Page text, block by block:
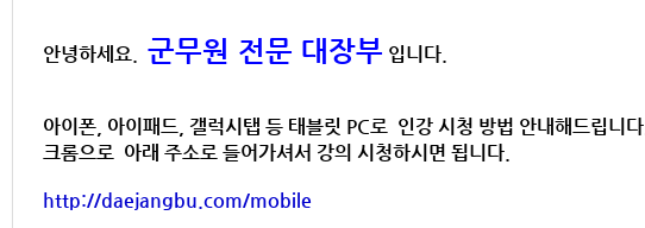
군무원 면접 후기
질문과 답변
군무원 면접 신청
안녕하세요. 군무원 전문 대장부 입니다.
아이폰, 아이패드, 갤럭시탭 등 태블릿 PC로 인강 시청 방법 안내해드립니다.
크롬으로 아래 주소로 들어가셔서 강의 시청하시면 됩니다.
http://daejangbu.com/mobile